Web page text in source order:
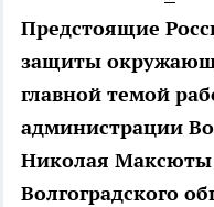
Предстоящие
защиты
главной темой
администрации
Николая Максюты
Волгоградского